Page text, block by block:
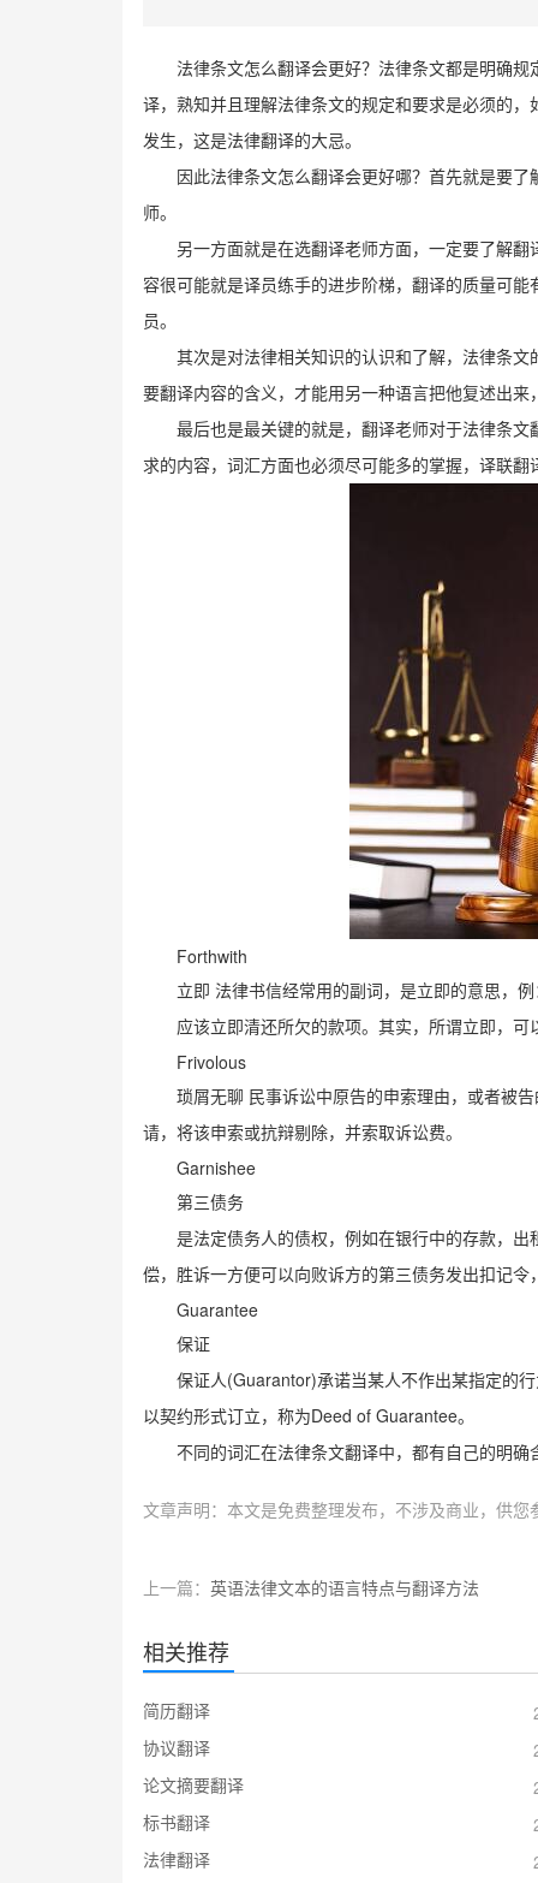
法律条文怎么翻译会更好？法律条文都是明确
译，熟知并且理解法律条文的规定和要求是必须的
发生，这是法律翻译的大忌。
因此法律条文怎么翻译会更好哪？首先就是要
师。
另一方面就是在选翻译老师方面，一定要了解
容很可能就是译员练手的进步阶梯，翻译的质量可
员。
其次是对法律相关知识的认识和了解，法律条
要翻译内容的含义，才能用另一种语言把他复述出来
最后也是最关键的就是，翻译老师对于法律条
求的内容，词汇方面也必须尽可能多的掌握，译联
Forthwith
立即 法律书信经常用的副词，是立即的意思，例
应该立即清还所欠的款项。其实，所谓立即，可
Frivolous
琐屑无聊 民事诉讼中原告的申索理由，或者被
请，将该申索或抗辩剔除，并索取诉讼费。
Garnishee
第三债务
是法定债务人的债权，例如在银行中的存款，
偿，胜诉一方便可以向败诉方的第三债务发出扣记
Guarantee
保证
保证人 (Guarantor)承诺当某人不作出某指定的
以契约形式订立，称为Deed of Guarantee。
不同的词汇在法律条文翻译中，都有自己的明
文章声明：本文是免费整理发布，不涉及商业，供
上一篇： 英语法律文本的语言特点与翻译方法
相关推荐
简历翻译
协议翻译
论文摘要翻译
标书翻译
法律翻译